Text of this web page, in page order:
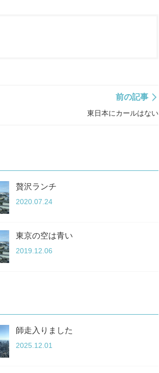
前の記事
東日本にカールはない
贅沢ランチ
2020.07.24
東京の空は青い
2019.12.06
師走入りました
2025.12.01